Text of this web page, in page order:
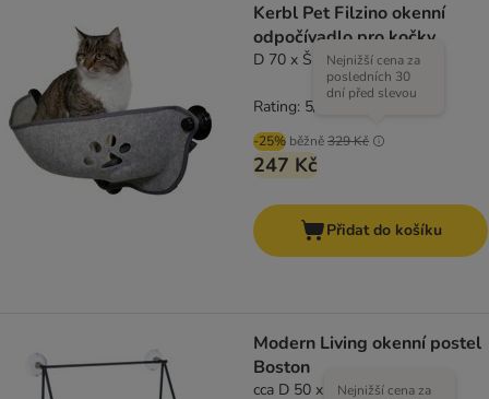
Kerbl Pet Filzino okenní
odpočívadlo pro kočky
D 70 x Š 26 x V 26 cm
-25% běžně329 Kč
Nejnižší cena za
posledních 30
dní před slevou
247 Kč
Rating: 5/5
Přidat do košíku
Modern Living okenní postel
Boston
cca D 50 x Š 36 x V 50 cm
Nejnižší cena za